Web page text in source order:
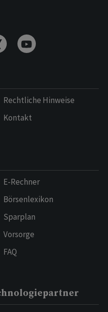
Rechtliche Hinweise
Kontakt
E-Rechner
Börsenlexikon
Sparplan
Vorsorge
FAQ